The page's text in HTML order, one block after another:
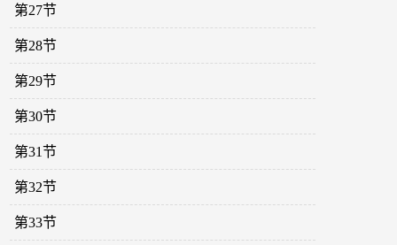
第27节
第28节
第29节
第30节
第31节
第32节
第33节